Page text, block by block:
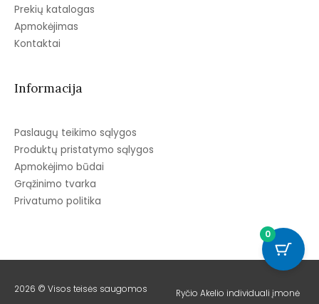
Prekių katalogas
Apmokėjimas
Kontaktai
Informacija
Paslaugų teikimo sąlygos
Produktų pristatymo sąlygos
Apmokėjimo būdai
Grąžinimo tvarka
Privatumo politika
2026 © Visos teisės saugomos Ryčio Akelio individuali įmonė
0